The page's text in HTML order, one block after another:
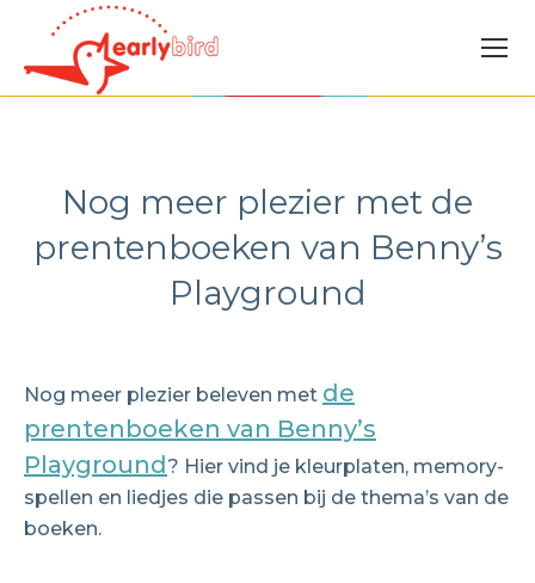
Nog meer plezier met de
prentenboeken van Benny’s
Playground
Nog meer plezier beleven met de
prentenboeken van Benny’s
Playground? Hier vind je kleurplaten, memory-
spellen en liedjes die passen bij de thema’s van de
boeken.